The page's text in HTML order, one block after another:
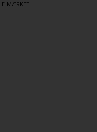
E-MÆRKET